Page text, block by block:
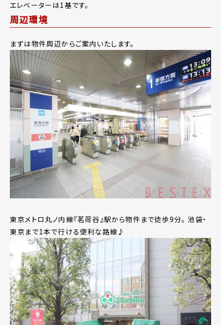
エレベーターは1基です。
周辺環境
まずは物件周辺からご案内いたします。
東京メトロ丸ノ内線『茗荷谷』駅から物件まで徒歩9分。 池袋・
東京まで1本で行ける便利な路線♪